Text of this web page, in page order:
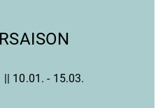
10.01. - 15.03.